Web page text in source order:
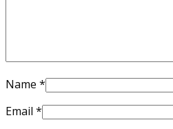
Name *
Email *